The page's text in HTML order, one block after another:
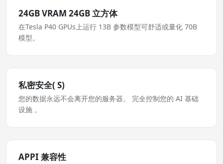
24GB VRAM 24GB 立方体
在Tesla P40 GPUs上运行 13B 参数模型可舒适或量化 70B
模型。
私密安全( S)
您的数据永远不会离开您的服务器。 完全控制您的 AI 基础
设施 。
APPI 兼容性